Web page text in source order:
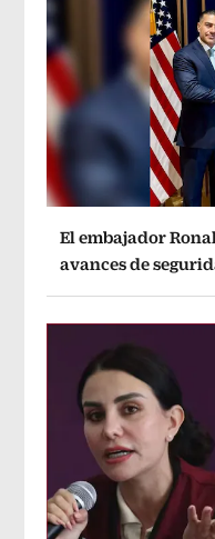
El embajador
avances de